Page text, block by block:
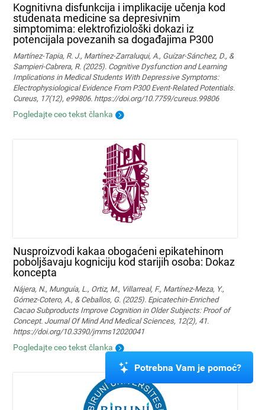
Kognitivna disfunkcija i implikacije učenja kod
studenata medicine sa depresivnim
simptomima: elektrofiziološki dokazi iz
potencijala povezanih sa događajima P300
Martínez-Tapia, R. J., Martínez-Zarraluqui, A., Guízar-Sánchez, D., &
Sampieri-Cabrera, R. (2025). Cognitive Dysfunction and Learning
Implications in Medical Students With Depressive Symptoms:
Electrophysiological Evidence From P300 Event-Related Potentials.
Cureus, 17(12), e99806. https://doi.org/10.7759/cureus.99806
Pogledajte ceo tekst članka
Nusproizvodi kakaa obogaćeni epikatehinom
poboljšavaju kogniciju kod starijih osoba: Dokaz
koncepta
Nájera, N., Munguía, L., Ortiz, M., Villarreal, F., Martínez-Meza, Y.,
Gómez-Cotero, A., & Ceballos, G. (2025). Epicatechin-Enriched
Cacao Subproducts Improve Cognition in Older Subjects: Proof of
Concept. Journal Of Mind And Medical Sciences, 12(2), 41.
https://doi.org/10.3390/jmms12020041
Pogledajte ceo tekst članka
Potrebna Vam je pomoć?